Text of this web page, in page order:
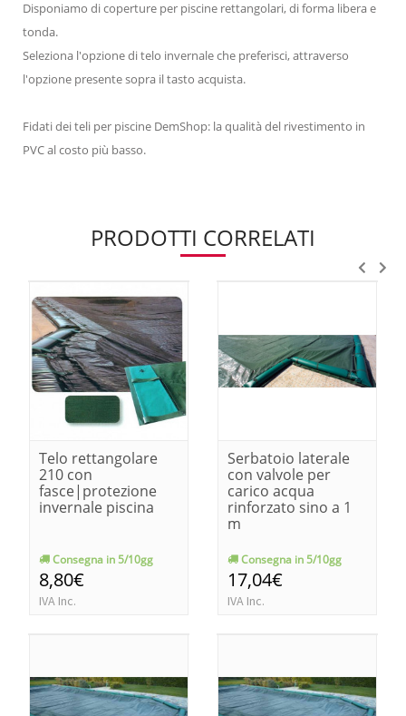
Disponiamo di coperture per piscine rettangolari, di forma libera e
tonda.
Seleziona l'opzione di telo invernale che preferisci, attraverso
l'opzione presente sopra il tasto acquista.
Fidati dei teli per piscine DemShop: la qualità del rivestimento in
PVC al costo più basso.
PRODOTTI CORRELATI
Telo rettangolare
210 con
fasce|protezione
invernale piscina
Consegna in 5/10gg
8,80€
IVA Inc.
Serbatoio laterale
con valvole per
carico acqua
rinforzato sino a 1
m
Consegna in 5/10gg
17,04€
IVA Inc.